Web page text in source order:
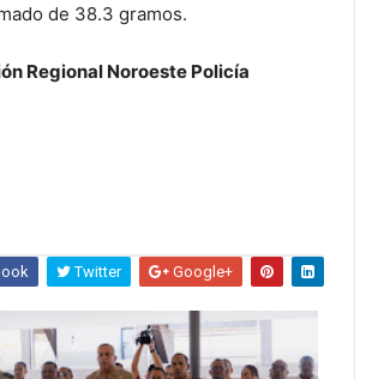
de 38.3 gramos.
Regional Noroeste Policía
Twitter Google+